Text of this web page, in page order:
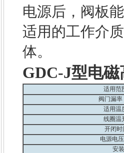
电源后，阀板
适用的工作介
体。
GDC-J型电
适用范
阀门漏率
适用温
线圈温
开闭时
电源电
安